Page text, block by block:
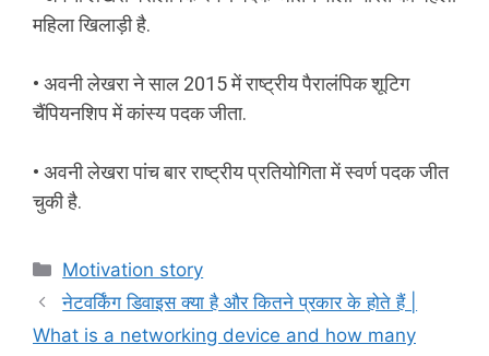
महिला खिलाड़ी है.
• अवनी लेखरा ने साल 2015 में राष्ट्रीय पैरालंपिक शूटिग
चैंपियनशिप में कांस्य पदक जीता.
• अवनी लेखरा पांच बार राष्ट्रीय प्रतियोगिता में स्वर्ण पदक जीत
चुकी है.
Categories
Motivation story
नेटवर्किंग डिवाइस क्या है और कितने प्रकार के होते हैं |
What is a networking device and how many